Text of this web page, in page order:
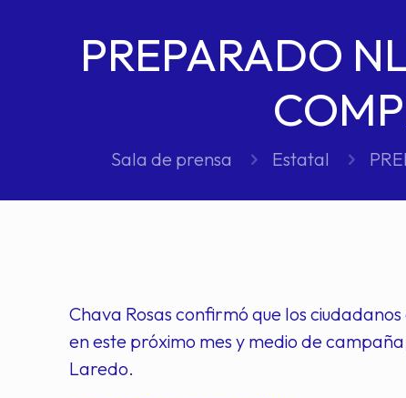
PREPARADO
Sala de prensa Estatal
Chava Rosas confirmó que los
en este próximo mes y medio de
Laredo.